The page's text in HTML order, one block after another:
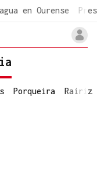
en Ourense
Porqueira Rairiz